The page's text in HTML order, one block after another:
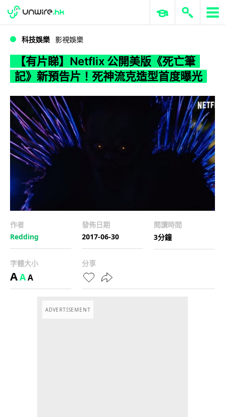
WWDC 2026 ERP 與商業 AI
科技娛樂 影視娛樂
【有片睇】Netflix 公開美版《死亡筆
記》新預告片！死神流克造型首度曝光
作者
Redding
發佈日期
2017-06-30
閱讀時間
3分鐘
字體大小
AAA
分享
ADVERTISEMENT